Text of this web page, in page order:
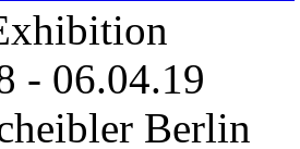
- 06.04.19
Berlin